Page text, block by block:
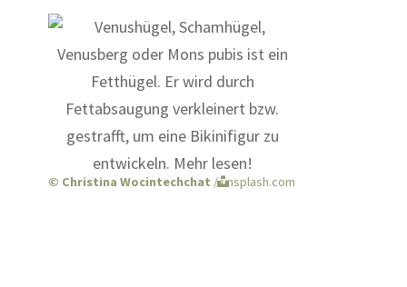
© Christina Wocintechchat / unsplash.com